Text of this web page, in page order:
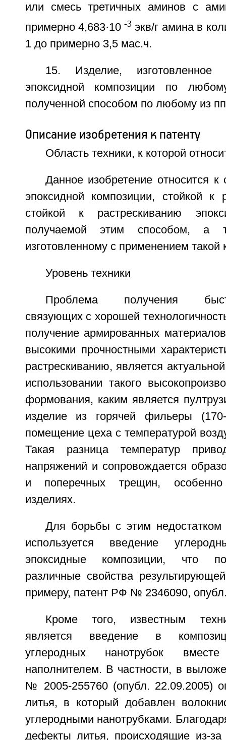
или смесь третичных аминов с
примерно 4,683·10 -3экв/г амина в
1 до примерно 3,5 мас.ч.
15. Изделие, изготовленное
эпоксидной композиции по
полученной способом по любому из
Описание изобретения к патенту
Область техники, к которой
Данное изобретение относится к
эпоксидной композиции, стойкой к
стойкой к растрескиванию
получаемой этим способом, а
изготовленному с применением такой
Уровень техники
Проблема получения
связующих с хорошей
получение армированных
высокими прочностными
растрескиванию, является
использовании такого
формования, каким является
изделие из горячей фильеры
помещение цеха с температурой
Такая разница температур
напряжений и сопровождается
и поперечных трещин,
изделиях.
Для борьбы с этим
используется введение
эпоксидные композиции, что
различные свойства
примеру, патент РФ № 2346090,
Кроме того, известным
является введение в
углеродных нанотрубок
наполнителем. В частности, в
№ 2005-255760 (опубл. 22.09.2005)
литья, в который добавлен
углеродными нанотрубками.
дефекты литья, происходящие из-за